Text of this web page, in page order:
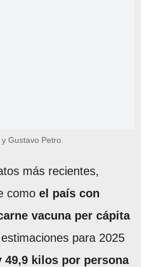
Gustavo Petro.
más recientes,
como el país con
vacuna per cápita
para 2025
49,9 kilos por persona